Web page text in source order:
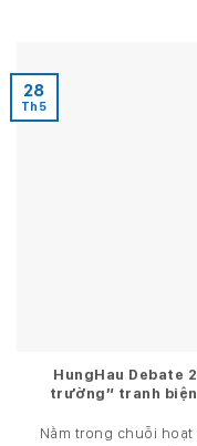
HungHau Debate
trường” tranh
Nằm trong chuỗi
28
Th5